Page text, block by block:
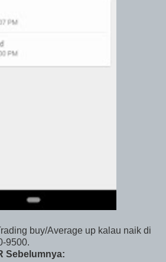
buy/Average up kalau naik di
9500.
Sebelumnya: